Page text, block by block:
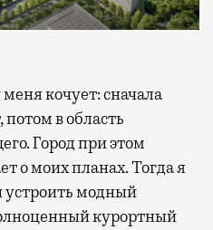
потом в область
Город при этом
о моих планах. Тогда я
устроить модный
курортный